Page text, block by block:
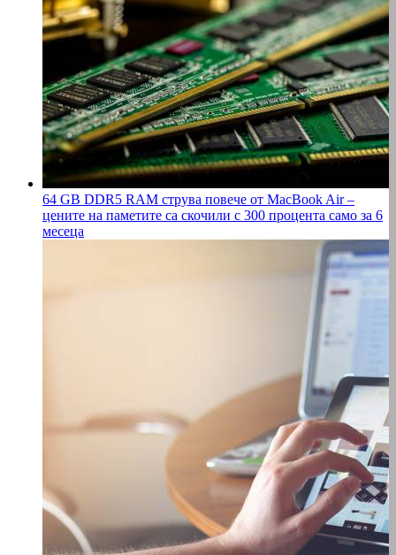
64 GB DDR5 RAM струва повече от MacBook Air –
цените на паметите са скочили с 300 процента само за 6
месеца